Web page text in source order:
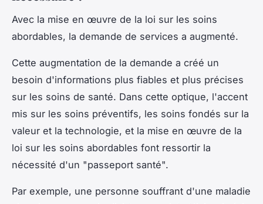
Avec la mise en œuvre de la loi sur les soins
abordables, la demande de services a augmenté.
Cette augmentation de la demande a créé un
besoin d'informations plus fiables et plus précises
sur les soins de santé. Dans cette optique, l'accent
mis sur les soins préventifs, les soins fondés sur la
valeur et la technologie, et la mise en œuvre de la
loi sur les soins abordables font ressortir la
nécessité d'un "passeport santé".
Par exemple, une personne souffrant d'une maladie